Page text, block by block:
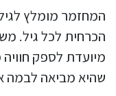
מיועדת לספק
שהיא מביאה לבמה